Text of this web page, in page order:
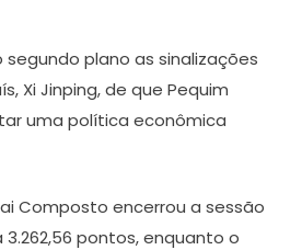
plano as sinalizações
Xi Jinping, de que Pequim
uma política econômica
Composto encerrou a sessão
3.262,56 pontos, enquanto o